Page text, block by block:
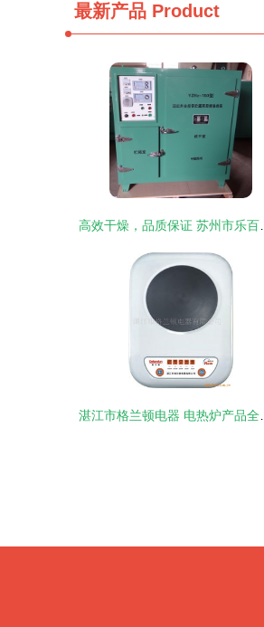
最新产品 Product